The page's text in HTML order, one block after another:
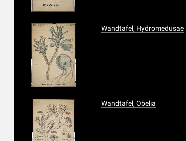
Wandtafel, Hydromedusae
Wandtafel, Obelia